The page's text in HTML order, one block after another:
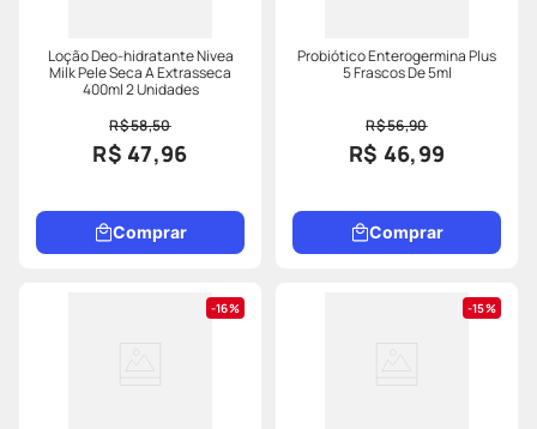
Loção Deo-hidratante Nivea
Milk Pele Seca A Extrasseca
400ml 2 Unidades
R$ 58,50
R$ 47,96
Comprar
Probiótico Enterogermina Plus
5 Frascos De 5ml
R$ 56,90
R$ 46,99
Comprar
16% 15%